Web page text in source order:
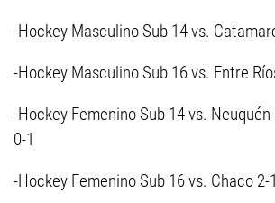
-Hockey Masculino Sub 14 vs.
-Hockey Masculino Sub 16 vs. Entre
-Hockey Femenino Sub 14 vs.
0-1
-Hockey Femenino Sub 16 vs. Chaco 2-1